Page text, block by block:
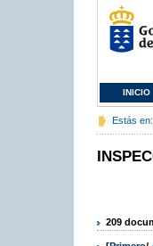
INICIO
Estás en:
209